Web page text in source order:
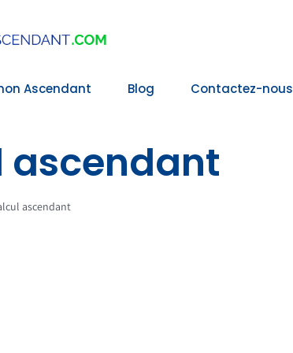
Ascendant Blog Contactez-nous
ascendant
ascendant